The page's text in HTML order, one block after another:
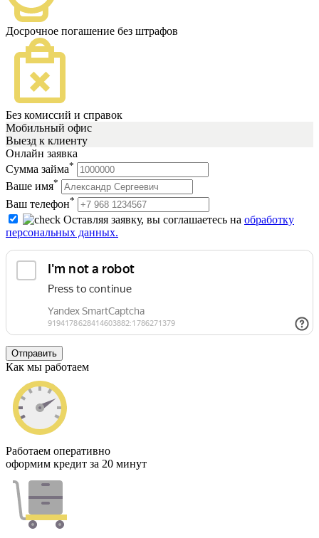
Досрочное погашение без штрафов
Без комиссий и справок
Мобильный офис
Выезд к клиенту
Онлайн заявка
Сумма займа*
Ваше имя*
Ваш телефон*
Оставляя заявку, вы соглашаетесь на обработку
персональных данных.
Отправить
Как мы работаем
Работаем оперативно
оформим кредит за 20 минут